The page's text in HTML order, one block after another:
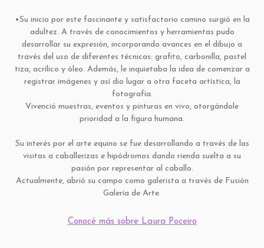
•Su inicio por este fascinante y satisfactorio camino surgió en la
adultez. A través de conocimientos y herramientas pudo
desarrollar su expresión, incorporando avances en el dibujo a
través del uso de diferentes técnicas: grafito, carbonilla, pastel
tiza, acrílico y óleo. Además, le inquietaba la idea de comenzar a
registrar imágenes y así dio lugar a otra faceta artística, la
fotografía.
Vivenció muestras, eventos y pinturas en vivo, otorgándole
prioridad a la figura humana.
Su interés por el arte equino se fue desarrollando a través de las
visitas a caballerizas e hipódromos dando rienda suelta a su
pasión por representar al caballo.
Actualmente, abrió su campo como galerista a través de Fusión
Galería de Arte.
Conocé más sobre Laura Poceiro